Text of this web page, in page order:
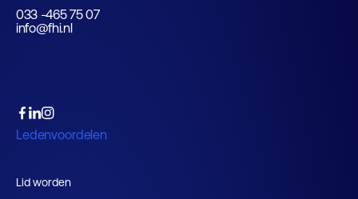
033 -465 75 07
info@fhi.nl
Ledenvoordelen
Lid worden